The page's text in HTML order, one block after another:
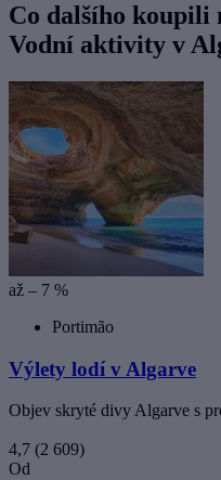
Co dalšího koupili
Vodní aktivity v
až – 7 %
Portimão
Výlety lodí v Algarve
Objev skryté divy Algarve s
4,7 (2 609)
Od